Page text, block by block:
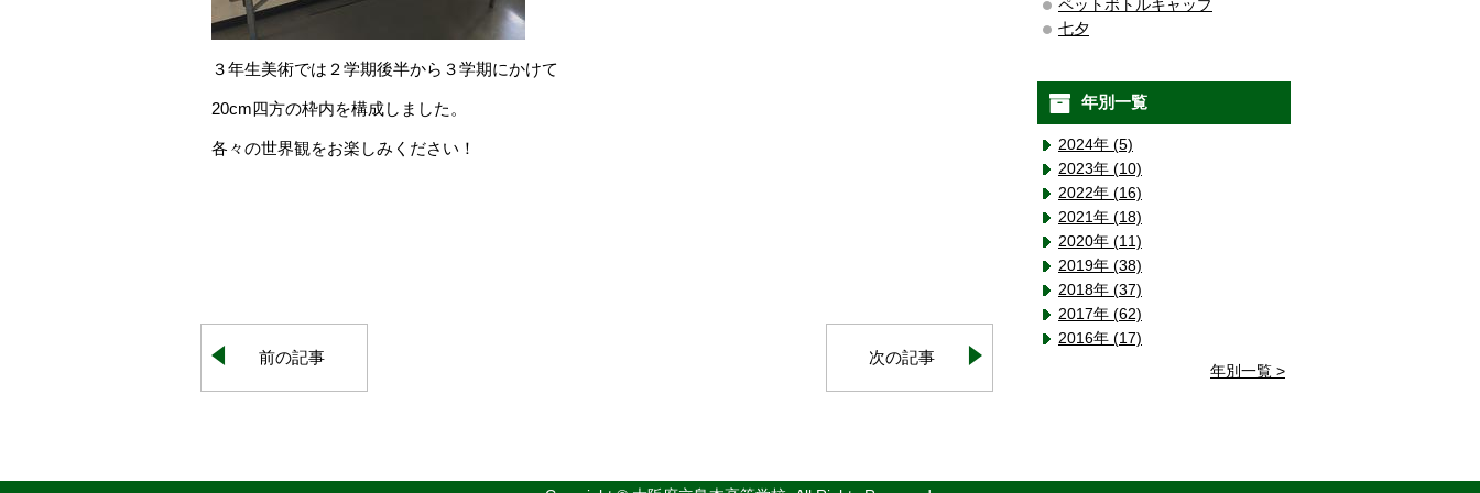
３年生美術では２学期後半から３学期にかけて
20cm四方の枠内を構成しました。
各々の世界観をお楽しみください！
前の記事 次の記事
ペットボトルキャップ
七夕
年別一覧
2024年 (5)
2023年 (10)
2022年 (16)
2021年 (18)
2020年 (11)
2019年 (38)
2018年 (37)
2017年 (62)
2016年 (17)
年別一覧 >